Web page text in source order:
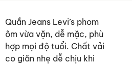
Quần Jeans Levi’s phom
ôm vừa vặn, dễ mặc, phù
hợp mọi độ tuổi. Chất vải
co giãn nhẹ dễ chịu khi